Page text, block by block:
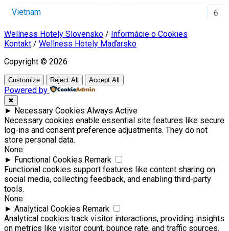
Vietnam
6
Wellness Hotely Slovensko / Informácie o Cookies
Kontakt / Wellness Hotely Maďarsko
Copyright © 2026
Customize Reject All Accept All
Powered by
✖
► Necessary Cookies Always Active
Necessary cookies enable essential site features like secure
log-ins and consent preference adjustments. They do not
store personal data.
None
► Functional Cookies Remark
Functional cookies support features like content sharing on
social media, collecting feedback, and enabling third-party
tools.
None
► Analytical Cookies Remark
Analytical cookies track visitor interactions, providing insights
on metrics like visitor count, bounce rate, and traffic sources.